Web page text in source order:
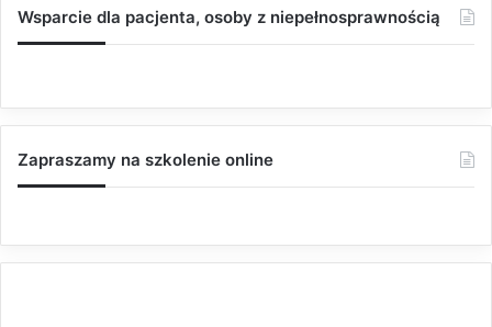
Wsparcie dla pacjenta, osoby z niepełnosprawnością
Zapraszamy na szkolenie online